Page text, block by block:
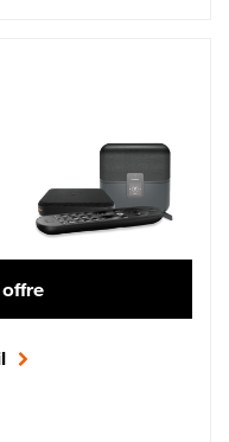
€ par mois, Engagement 12 mois